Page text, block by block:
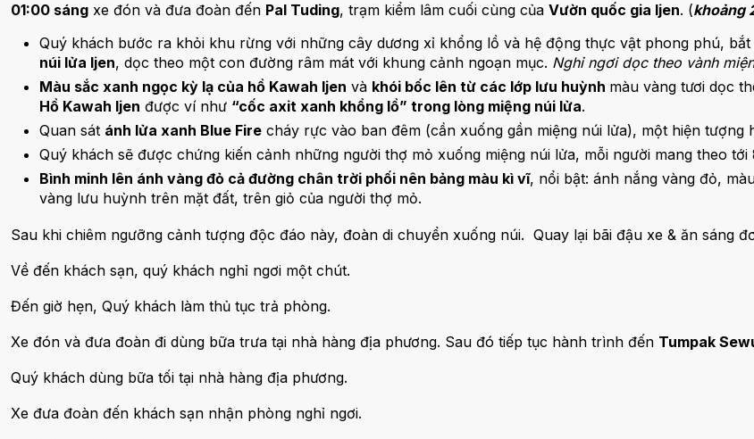
01:00 sáng xe đón và đưa đoàn đến Pal Tuding, trạm kiểm lâm cuối cùng của Vườn quốc gia Ijen. (khoảng
Quý khách bước ra khỏi khu rừng với những cây dương xỉ khổng lồ và hệ động thực vật phong phú,
núi lửa Ijen, dọc theo một con đường râm mát với khung cảnh ngoạn mục. Nghỉ ngơi dọc theo vành
Màu sắc xanh ngọc kỳ lạ của hồ Kawah Ijen và khói bốc lên từ các lớp lưu huỳnh màu vàng tươi dọc
Hồ Kawah Ijen được ví như “cốc axit xanh khổng lồ” trong lòng miệng núi lửa.
Quan sát ánh lửa xanh Blue Fire cháy rực vào ban đêm (cần xuống gần miệng núi lửa), một hiện tượng
Quý khách sẽ được chứng kiến cảnh những người thợ mỏ xuống miệng núi lửa, mỗi người mang theo
Bình minh lên ánh vàng đỏ cả đường chân trời phối nên bảng màu kì vĩ, nổi bật: ánh nắng vàng đỏ,
vàng lưu huỳnh trên mặt đất, trên giỏ của người thợ mỏ.
Sau khi chiêm ngưỡng cảnh tượng độc đáo này, đoàn di chuyển xuống núi. Quay lại bãi đậu xe & ăn sáng
Về đến khách sạn, quý khách nghỉ ngơi một chút.
Đến giờ hẹn, Quý khách làm thủ tục trả phòng.
Xe đón và đưa đoàn đi dùng bữa trưa tại nhà hàng địa phương. Sau đó tiếp tục hành trình đến Tumpak
Quý khách dùng bữa tối tại nhà hàng địa phương.
Xe đưa đoàn đến khách sạn nhận phòng nghỉ ngơi.